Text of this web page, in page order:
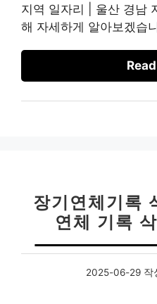
지역 일자리 | 울산 경남
해 자세하게 알아보겠습
장기연체기록
연체 기록
2025-06-29 작